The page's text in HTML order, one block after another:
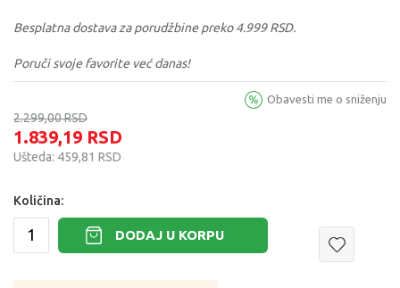
Besplatna dostava za porudžbine preko 4.999 RSD.
Poruči svoje favorite već danas!
2.299,00RSD
1.839,19 RSD
Ušteda: 459,81 RSD
Obavesti me o sniženju
Količina:
DODAJ U KORPU